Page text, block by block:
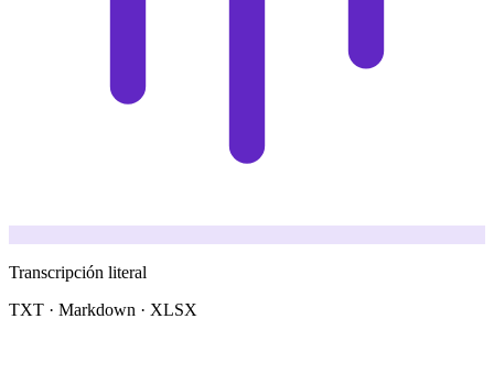
Transcripción literal
TXT · Markdown · XLSX